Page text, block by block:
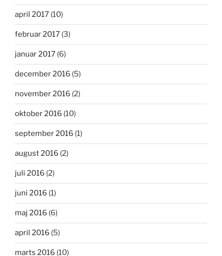
april 2017 (10)
februar 2017 (3)
januar 2017 (6)
december 2016 (5)
november 2016 (2)
oktober 2016 (10)
september 2016 (1)
august 2016 (2)
juli 2016 (2)
juni 2016 (1)
maj 2016 (6)
april 2016 (5)
marts 2016 (10)